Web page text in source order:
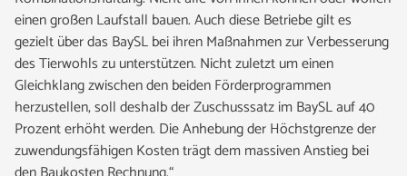
einen großen Laufstall bauen. Auch diese Betriebe gilt es
gezielt über das BaySL bei ihren Maßnahmen zur Verbesserung
des Tierwohls zu unterstützen. Nicht zuletzt um einen
Gleichklang zwischen den beiden Förderprogrammen
herzustellen, soll deshalb der Zuschusssatz im BaySL auf 40
Prozent erhöht werden. Die Anhebung der Höchstgrenze der
zuwendungsfähigen Kosten trägt dem massiven Anstieg bei